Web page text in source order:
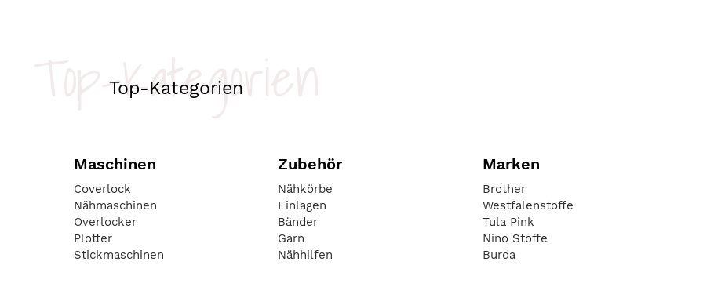
Top-Kategorien
Top-Kategorien
Maschinen
Coverlock
Nähmaschinen
Overlocker
Plotter
Stickmaschinen
Zubehör
Nähkörbe
Einlagen
Bänder
Garn
Nähhilfen
Marken
Brother
Westfalenstoffe
Tula Pink
Nino Stoffe
Burda